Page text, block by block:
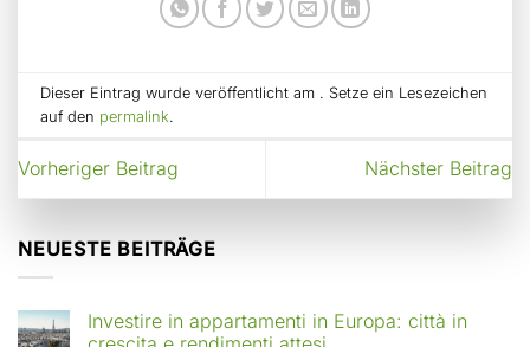
Dieser Eintrag wurde veröffentlicht am . Setze ein Lesezeichen
auf den permalink.
Vorheriger Beitrag Nächster Beitrag
NEUESTE BEITRÄGE
Investire in appartamenti in Europa: città in